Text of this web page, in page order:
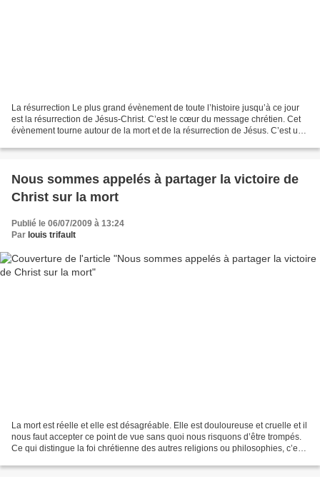
La résurrection Le plus grand évènement de toute l’histoire jusqu’à ce jour
est la résurrection de Jésus-Christ. C’est le cœur du message chrétien. Cet
évènement tourne autour de la mort et de la résurrection de Jésus. C’est un
Nous sommes appelés à partager la victoire de
Christ sur la mort
Publié le 06/07/2009 à 13:24
Par louis trifault
La mort est réelle et elle est désagréable. Elle est douloureuse et cruelle et il
nous faut accepter ce point de vue sans quoi nous risquons d’être trompés.
Ce qui distingue la foi chrétienne des autres religions ou philosophies, c’est